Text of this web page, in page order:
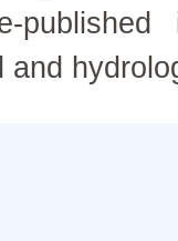
and